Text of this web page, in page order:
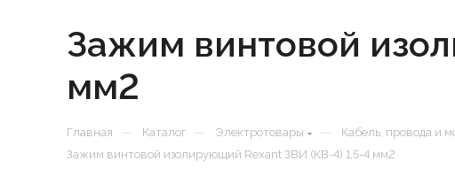
Зажим винтовой
мм2
Главная — Каталог — Электротовары — Кабель, провода и
Зажим винтовой изолирующий Rexant ЗВИ (КВ-4) 1,5-4 мм2